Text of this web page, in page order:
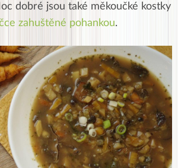
dobré jsou také měkoučké kostky
zahuštěné pohankou.